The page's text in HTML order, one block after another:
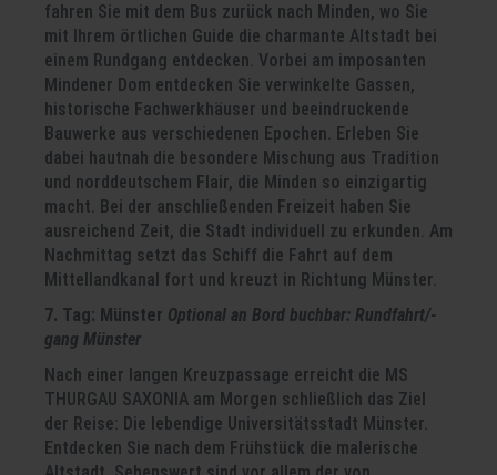
fahren Sie mit dem Bus zurück nach Minden, wo Sie
mit Ihrem örtlichen Guide die charmante Altstadt bei
einem Rundgang entdecken. Vorbei am imposanten
Mindener Dom entdecken Sie verwinkelte Gassen,
historische Fachwerkhäuser und beeindruckende
Bauwerke aus verschiedenen Epochen. Erleben Sie
dabei hautnah die besondere Mischung aus Tradition
und norddeutschem Flair, die Minden so einzigartig
macht. Bei der anschließenden Freizeit haben Sie
ausreichend Zeit, die Stadt individuell zu erkunden. Am
Nachmittag setzt das Schiff die Fahrt auf dem
Mittellandkanal fort und kreuzt in Richtung Münster.
7. Tag: Münster Optional an Bord buchbar: Rundfahrt/-
gang Münster
Nach einer langen Kreuzpassage erreicht die MS
THURGAU SAXONIA am Morgen schließlich das Ziel
der Reise: Die lebendige Universitätsstadt Münster.
Entdecken Sie nach dem Frühstück die malerische